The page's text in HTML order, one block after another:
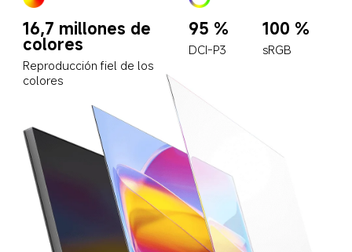
16,7 millones de
colores
Reproducción fiel de los
colores
95 %
DCI-P3
100 %
sRGB